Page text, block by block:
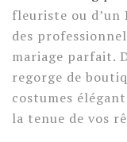
fleuriste ou d’un
des
mariage parfait.
regorge de
costumes
la tenue de vos